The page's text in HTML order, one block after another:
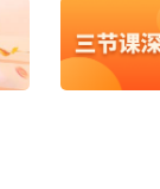
在职
在职考